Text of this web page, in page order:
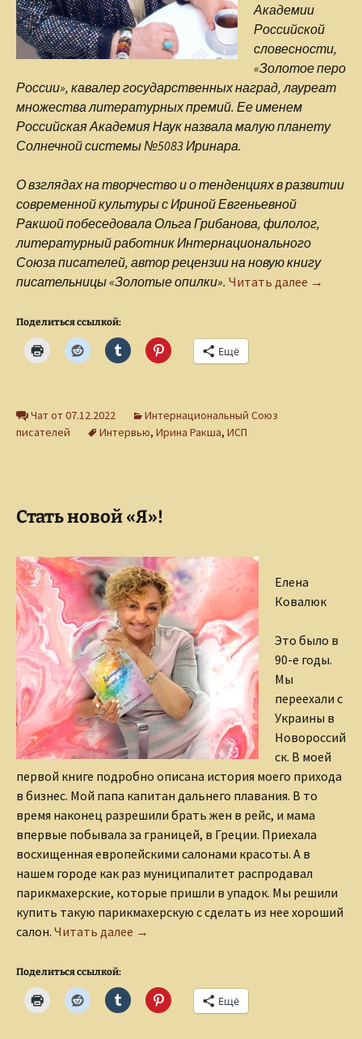
Академии
Российской
словесности,
«Золотое перо
России», кавалер государственных наград, лауреат
множества литературных премий. Ее именем
Российская Академия Наук назвала малую планету
Солнечной системы №5083 Иринара.
О взглядах на творчество и о тенденциях в развитии
современной культуры с Ириной Евгеньевной
Ракшой побеседовала Ольга Грибанова, филолог,
литературный работник Интернационального
Союза писателей, автор рецензии на новую книгу
писательницы «Золотые опилки». Читать далее →
Поделиться ссылкой:
Ещё
Чат от 07.12.2022
Интернациональный Союз
писателей
Интервью, Ирина Ракша, ИСП
Стать новой «Я»!
Елена
Ковалюк
Это было в
90-е годы.
Мы
переехали с
Украины в
Новороссий
ск. В моей
первой книге подробно описана история моего прихода
в бизнес. Мой папа капитан дальнего плавания. В то
время наконец разрешили брать жен в рейс, и мама
впервые побывала за границей, в Греции. Приехала
восхищенная европейскими салонами красоты. А в
нашем городе как раз муниципалитет распродавал
парикмахерские, которые пришли в упадок. Мы решили
купить такую парикмахерскую с сделать из нее хороший
салон. Читать далее Стать новой «Я»!
→
Поделиться ссылкой:
Ещё